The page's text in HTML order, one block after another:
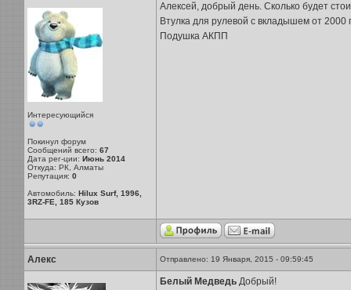
Интересующийся
Покинул форум
Сообщений всего: 67
Дата рег-ции: Июнь 2014
Откуда: РК, Алматы
Репутация: 0
Автомобиль: Hilux Surf, 1996,
3RZ-FE, 185 Кузов
Алексей, добрый день. Сколько будет
Втулка для рулевой с вкладышем от 2000
Подушка АКПП
Алекс Отправлено: 19 Января, 2015 - 09:59:45
Белый МедведьДобрый!